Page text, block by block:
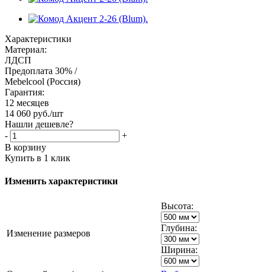
Характеристики
Материал:
ЛДСП
Предоплата 30% /
Mebelcool (Россия)
Гарантия:
12 месяцев
14 060 руб./шт
Нашли дешевле?
-
+
В корзину
Купить в 1 клик
Изменить характеристики
Изменение размеров
Высота:
Глубина:
Ширина: